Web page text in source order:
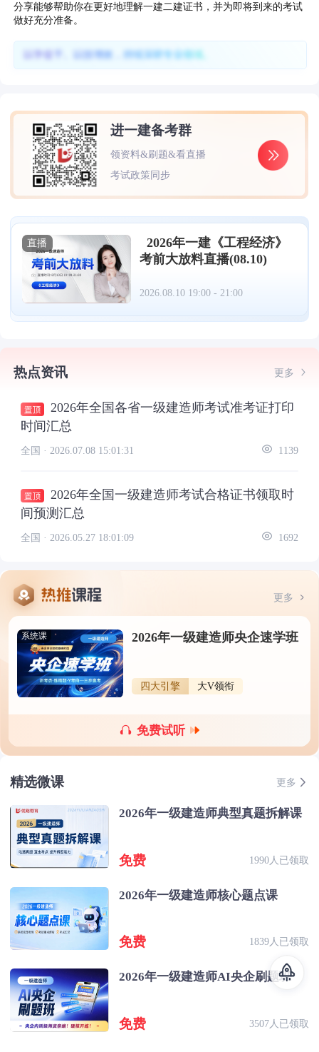
分享能够帮助你在更好地理解一建二建证书，并为即将到来的考试
做好充分准备。
以学促干、以技增效，持续深耕专业领域。
进一建备考群
领资料&刷题&看直播
考试政策同步
直播
2026年一建《工程经济》
考前大放料直播(08.10)
2026.08.10 19:00 - 21:00
热点资讯 更多
2026年全国各省一级建造师考试准考证打印
时间汇总
全国 · 2026.07.08 15:01:31 1139
2026年全国一级建造师考试合格证书领取时
间预测汇总
全国 · 2026.05.27 18:01:09 1692
更多
系统课 2026年一级建造师央企速学班
四大引擎 大V领衔
免费试听
精选微课 更多
2026年一级建造师典型真题拆解课
免费 1990人已领取
2026年一级建造师核心题点课
免费 1839人已领取
2026年一级建造师AI央企刷题班
免费 3507人已领取